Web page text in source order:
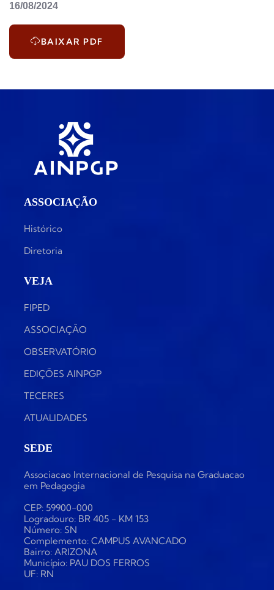
16/08/2024
BAIXAR PDF
ASSOCIAÇÃO
Histórico
Diretoria
VEJA
FIPED
ASSOCIAÇÃO
OBSERVATÓRIO
EDIÇÕES AINPGP
TECERES
ATUALIDADES
SEDE
Associacao Internacional de Pesquisa na Graduacao
em Pedagogia
CEP: 59900-000
Logradouro: BR 405 - KM 153
Número: SN
Complemento: CAMPUS AVANCADO
Bairro: ARIZONA
Município: PAU DOS FERROS
UF: RN